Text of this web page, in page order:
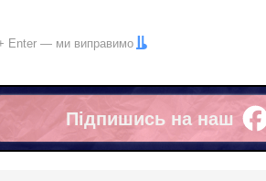
Enter — ми виправимо
Підпишись на наш
Facebook